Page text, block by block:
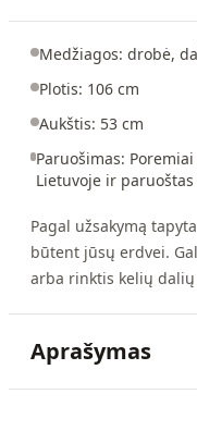
Medžiagos: drobė,
Plotis: 106 cm
Aukštis: 53 cm
Paruošimas:
Lietuvoje ir
Pagal užsakymą
būtent jūsų erdvei.
arba rinktis kelių
Aprašymas